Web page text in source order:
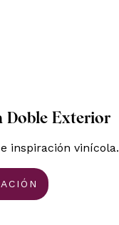
Doble Exterior
inspiración vinícola.